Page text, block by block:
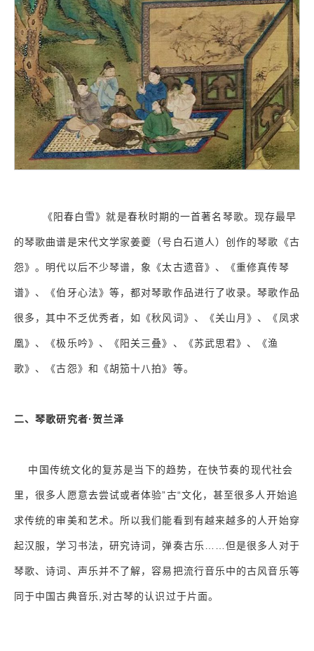
《阳春白雪》就是春秋时期的一首著名琴歌。现存最早
的琴歌曲谱是宋代文学家姜夔（号白石道人）创作的琴歌《古
怨》。明代以后不少琴谱，象《太古遗音》、《重修真传琴
谱》、《伯牙心法》等，都对琴歌作品进行了收录。琴歌作品
很多，其中不乏优秀者，如《秋风词》、《关山月》、《凤求
凰》、《极乐吟》、《阳关三叠》、《苏武思君》、《渔
歌》、《古怨》和《胡笳十八拍》等。
二、琴歌研究者·贺兰泽
中国传统文化的复苏是当下的趋势，在快节奏的现代社会
里，很多人愿意去尝试或者体验”古“文化，甚至很多人开始追
求传统的审美和艺术。所以我们能看到有越来越多的人开始穿
起汉服，学习书法，研究诗词，弹奏古乐……但是很多人对于
琴歌、诗词、声乐并不了解，容易把流行音乐中的古风音乐等
同于中国古典音乐,对古琴的认识过于片面。